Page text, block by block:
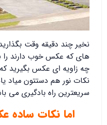
نخیر چند دقیقه وقت
های که عکس خوب دارند را
چه زاویه ای عکس بگیرید
نکات نور هم دستتون میاد
سریعترین راه بادگیری می
اما نکات ساده